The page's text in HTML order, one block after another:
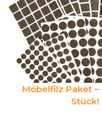
Möbelfilz Paket –
Stück!